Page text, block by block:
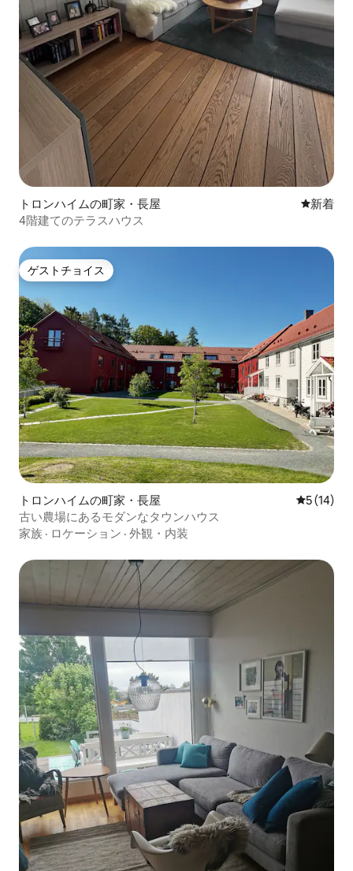
トロンハイムの町家・長屋 新しい宿
新着
4階建てのテラスハウス
ゲストチョイス
ゲストチョイス
トロンハイムの町家・長屋 レビュー
5 (14)
古い農場にあるモダンなタウンハウス
家族 · ロケーション · 外観・内装